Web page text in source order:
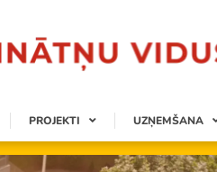
PROJEKTI UZŅEMŠANA